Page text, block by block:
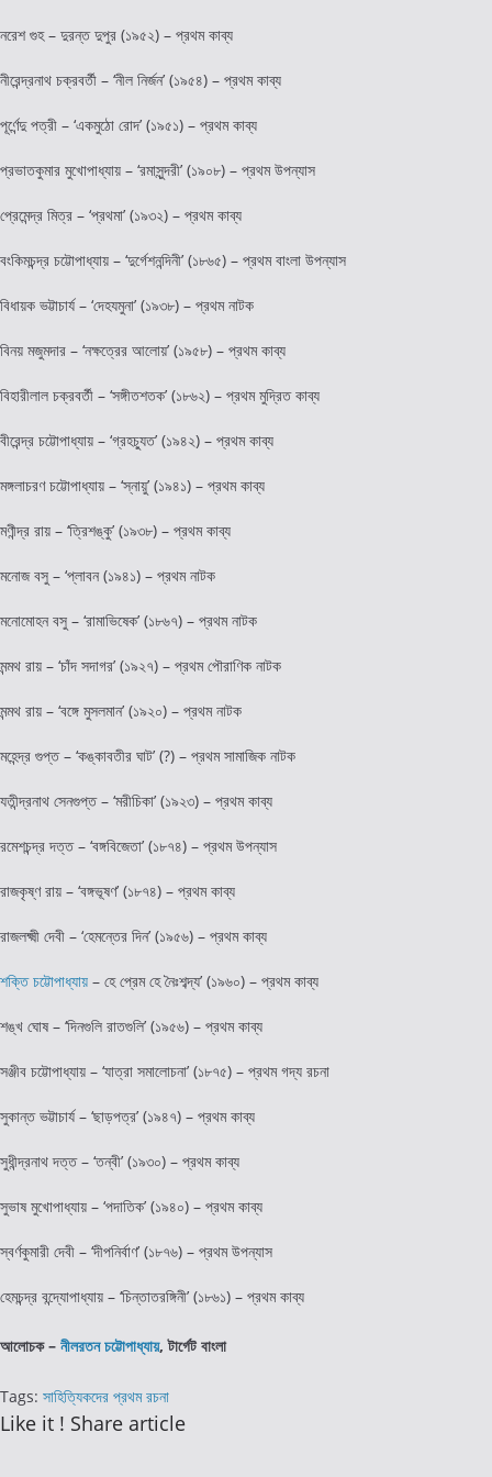
নরেশ গুহ – দুরন্ত দুপুর (১৯৫২) – প্রথম কাব্য
নীরেন্দ্রনাথ চক্রবর্তী – ‘নীল নির্জন’ (১৯৫৪) – প্রথম কাব্য
পূর্ণেন্দু পত্রী – ‘একমুঠো রোদ’ (১৯৫১) – প্রথম কাব্য
প্রভাতকুমার মুখোপাধ্যায় – ‘রমাসুন্দরী’ (১৯০৮) – প্রথম উপন্যাস
প্রেমেন্দ্র মিত্র – ‘প্রথমা’ (১৯৩২) – প্রথম কাব্য
বংকিমচন্দ্র চট্টোপাধ্যায় – ‘দুর্গেশনন্দিনী’ (১৮৬৫) – প্রথম বাংলা উপন্যাস
বিধায়ক ভট্টাচার্য – ‘দেহযমুনা’ (১৯৩৮) – প্রথম নাটক
বিনয় মজুমদার – ‘নক্ষত্রের আলোয়’ (১৯৫৮) – প্রথম কাব্য
বিহারীলাল চক্রবর্তী – ‘সঙ্গীতশতক’ (১৮৬২) – প্রথম মুদ্রিত কাব্য
বীরেন্দ্র চট্টোপাধ্যায় – ‘গ্রহচ্যুত’ (১৯৪২) – প্রথম কাব্য
মঙ্গলাচরণ চট্টোপাধ্যায় – ‘স্নায়ু’ (১৯৪১) – প্রথম কাব্য
মণীন্দ্র রায় – ‘ত্রিশঙ্কু’ (১৯৩৮) – প্রথম কাব্য
মনোজ বসু – ‘প্লাবন (১৯৪১) – প্রথম নাটক
মনোমোহন বসু – ‘রামাভিষেক’ (১৮৬৭) – প্রথম নাটক
মন্মথ রায় – ‘চাঁদ সদাগর’ (১৯২৭) – প্রথম পৌরাণিক নাটক
মন্মথ রায় – ‘বঙ্গে মুসলমান’ (১৯২০) – প্রথম নাটক
মহেন্দ্র গুপ্ত – ‘কঙ্কাবতীর ঘাট’ (?) – প্রথম সামাজিক নাটক
যতীন্দ্রনাথ সেনগুপ্ত – ‘মরীচিকা’ (১৯২৩) – প্রথম কাব্য
রমেশচন্দ্র দত্ত – ‘বঙ্গবিজেতা’ (১৮৭৪) – প্রথম উপন্যাস
রাজকৃষ্ণ রায় – ‘বঙ্গভূষণ’ (১৮৭৪) – প্রথম কাব্য
রাজলক্ষ্মী দেবী – ‘হেমন্তের দিন’ (১৯৫৬) – প্রথম কাব্য
শক্তি চট্টোপাধ্যায় – হে প্রেম হে নৈঃশব্দ্য’ (১৯৬০) – প্রথম কাব্য
শঙ্খ ঘোষ – ‘দিনগুলি রাতগুলি’ (১৯৫৬) – প্রথম কাব্য
সঞ্জীব চট্টোপাধ্যায় – ‘যাত্রা সমালোচনা’ (১৮৭৫) – প্রথম গদ্য রচনা
সুকান্ত ভট্টাচার্য – ‘ছাড়পত্র’ (১৯৪৭) – প্রথম কাব্য
সুধীন্দ্রনাথ দত্ত – ‘তন্বী’ (১৯৩০) – প্রথম কাব্য
সুভাষ মুখোপাধ্যায় – ‘পদাতিক’ (১৯৪০) – প্রথম কাব্য
স্বর্ণকুমারী দেবী – ‘দীপনির্বাণ’ (১৮৭৬) – প্রথম উপন্যাস
হেমচন্দ্র বন্দ্যোপাধ্যায় – ‘চিন্তাতরঙ্গিনী’ (১৮৬১) – প্রথম কাব্য
আলোচক – নীলরতন চট্টোপাধ্যায়, টার্গেট বাংলা
Tags: সাহিত্যিকদের প্রথম রচনা
Like it ! Share articleShare